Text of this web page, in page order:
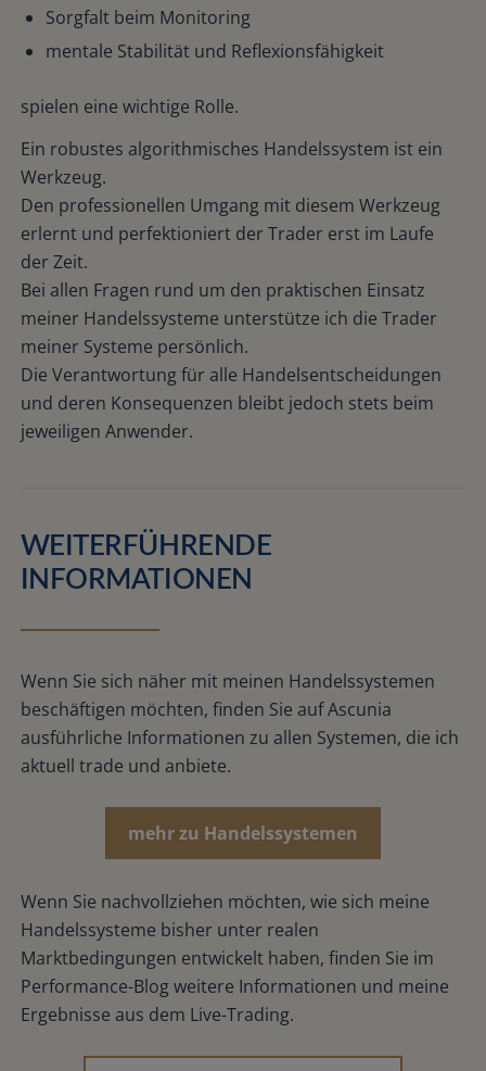
Sorgfalt beim Monitoring
mentale Stabilität und Reflexionsfähigkeit
spielen eine wichtige Rolle.
Ein robustes algorithmisches Handelssystem ist ein
Werkzeug.
Den professionellen Umgang mit diesem Werkzeug
erlernt und perfektioniert der Trader erst im Laufe
der Zeit.
Bei allen Fragen rund um den praktischen Einsatz
meiner Handelssysteme unterstütze ich die Trader
meiner Systeme persönlich.
Die Verantwortung für alle Handelsentscheidungen
und deren Konsequenzen bleibt jedoch stets beim
jeweiligen Anwender.
WEITERFÜHRENDE
INFORMATIONEN
Wenn Sie sich näher mit meinen Handelssystemen
beschäftigen möchten, finden Sie auf Ascunia
ausführliche Informationen zu allen Systemen, die ich
aktuell trade und anbiete.
mehr zu Handelssystemen
Wenn Sie nachvollziehen möchten, wie sich meine
Handelssysteme bisher unter realen
Marktbedingungen entwickelt haben, finden Sie im
Performance-Blog weitere Informationen und meine
Ergebnisse aus dem Live-Trading.